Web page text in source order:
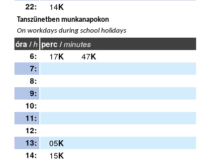
22:
14K
Tanszünetben munkanapokon
On workdays during school holidays
óra /h perc /minutes
6: 17K 47K
7:
8:
9:
10:
11:
12:
13:
05K
14:
15K